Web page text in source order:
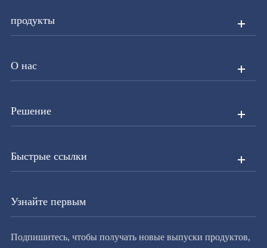
продукты
О нас
Решение
Быстрые ссылки
Узнайте первым
Подпишитесь, чтобы получать новые выпуски продуктов,